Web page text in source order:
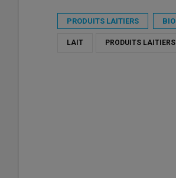
PRODUITS LAITIERS BIO
LAIT PRODUITS LAITIERS